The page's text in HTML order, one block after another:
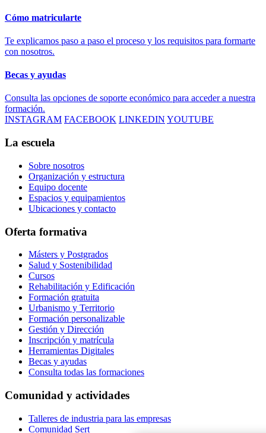
Cómo matricularte
Te explicamos paso a paso el proceso y los requisitos para formarte
con nosotros.
Becas y ayudas
Consulta las opciones de soporte económico para acceder a nuestra
formación.
INSTAGRAM FACEBOOK LINKEDIN YOUTUBE
La escuela
Sobre nosotros
Organización y estructura
Equipo docente
Espacios y equipamientos
Ubicaciones y contacto
Oferta formativa
Másters y Postgrados
Salud y Sostenibilidad
Cursos
Rehabilitación y Edificación
Formación gratuita
Urbanismo y Territorio
Formación personalizable
Gestión y Dirección
Inscripción y matrícula
Herramientas Digitales
Becas y ayudas
Consulta todas las formaciones
Comunidad y actividades
Talleres de industria para las empresas
Comunidad Sert